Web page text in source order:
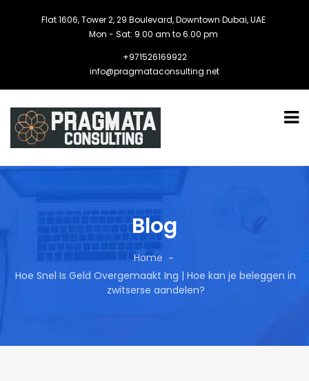
Flat 1606, Tower 2, 29 Boulevard, Downtown Dubai, UAE
Mon - Sat: 9.00 am to 6.00 pm
+971526169922
info@pragmataconsulting.net
Blog
Home
Hoe Snel Is Geld Overgemaakt Ing | Hoe kan je beleggen in
zwitserse aandelen?